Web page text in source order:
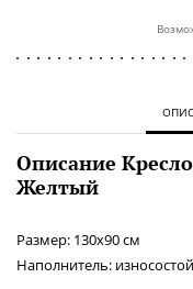
Описание
Желтый
Размер: 130x90 см
Наполнитель: